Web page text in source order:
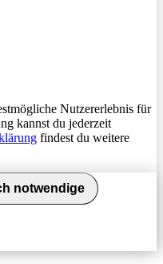
Nutzererlebnis für
kannst du jederzeit
findest du weitere
notwendige